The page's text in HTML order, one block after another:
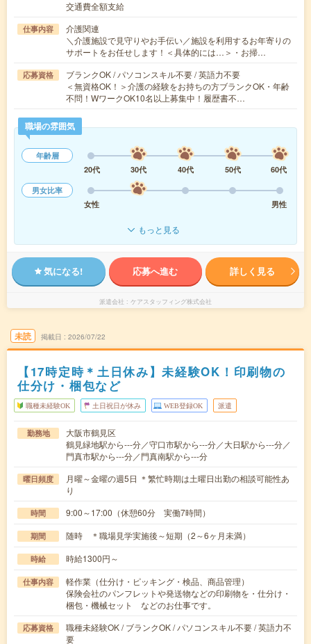
交通費全額支給
仕事内容
介護関連
＼介護施設で見守りやお手伝い／施設を利用するお年寄りの
サポートをお任せします！＜具体的には…＞・お掃…
応募資格
ブランクOK / パソコンスキル不要 / 英語力不要
＜無資格OK！＞介護の経験をお持ちの方ブランクOK・年齢
不問！WワークOK10名以上募集中！履歴書不…
職場の雰囲気
年齢層
20代
30代 40代 50代
60代
男女比率
女性
男性
もっと見る
気になる! 応募へ進む 詳しく見る
派遣会社 ケアスタッフィング株式会社
未読 掲載日 2026/07/22
【17時定時＊土日休み】未経験OK！印刷物の
仕分け・梱包など
職種未経験OK 土日祝日が休み WEB登録OK 派遣
勤務地
大阪市鶴見区
鶴見緑地駅から---分／守口市駅から---分／大日駅から---分／
門真市駅から---分／門真南駅から---分
曜日頻度
月曜～金曜の週5日 ＊繁忙時期は土曜日出勤の相談可能性あ
り
時間 9:00～17:00（休憩60分 実働7時間）
期間 随時 ＊職場見学実施後～短期（2～6ヶ月未満）
時給 時給1300円～
仕事内容
軽作業（仕分け・ピッキング・検品、商品管理）
保険会社のパンフレットや発送物などの印刷物を・仕分け・
梱包・機械セット などのお仕事です。
応募資格
職種未経験OK / ブランクOK / パソコンスキル不要 / 英語力不
要